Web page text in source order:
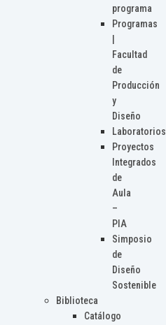
programa
Programas
Facultad
de
Producción
y
Diseño
Laboratorios
Proyectos
Integrados
de
Aula
–
PIA
Simposio
de
Diseño
Sostenible
Biblioteca
Catálogo